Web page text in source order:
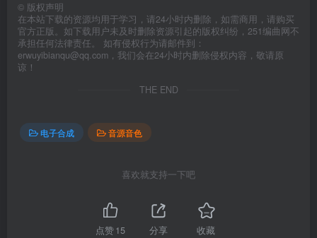
© 版权声明
在本站下载的资源均用于学习，请24小时内删除，如需商用，请购买
官方正版。如下载用户未及时删除资源引起的版权纠纷，251编曲网不
承担任何法律责任。 如有侵权行为请邮件到：
erwuyibianqu@qq.com，我们会在24小时内删除侵权内容，敬请原
谅！
THE END
电子合成 音源音色
喜欢就支持一下吧
点赞15 分享 收藏